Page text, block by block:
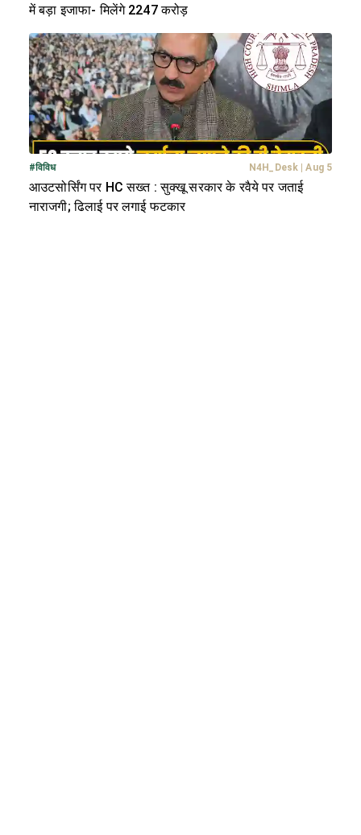
में बड़ा इजाफा- मिलेंगे 2247 करोड़
#विविध N4H_Desk Aug 5
आउटसोर्सिंग पर HC सख्त : सुक्खू सरकार के रवैये पर जताई
नाराजगी; ढिलाई पर लगाई फटकार